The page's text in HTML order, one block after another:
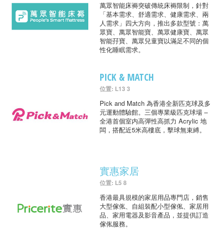
萬眾智能床褥突破傳統床褥限制，針對
「基本需求、舒適需求、健康需求、兩
人需求」四大方向，推出多款型號：萬
眾寶、萬眾智能寶、萬眾健康寶、萬眾
智能孖寶、萬眾兒童寶以滿足不同的個
性化睡眠需求。
PICK & MATCH
位置: L13 3
Pick and Match 為香港全新匹克球及多
元運動體驗館。三個專業級匹克球場 –
全港首個室内高彈性高抓力 Acrylic 地
闆，搭配近5米高樓底，擊球無束縛。
實惠家居
位置: L5 8
香港最具規模的家居用品專門店，銷售
大型傢俬、自組裝配小型傢俬、家居用
品、家用電器及影音產品，並提供訂造
傢俬服務。